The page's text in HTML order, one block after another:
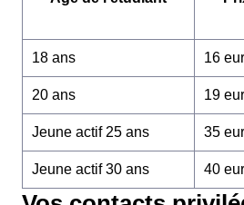
18 ans 16
20 ans 19
Jeune actif 25 ans 35
Jeune actif 30 ans 40